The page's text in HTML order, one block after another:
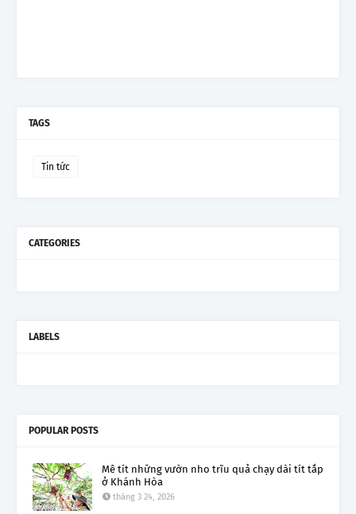
TAGS
Tin tức
CATEGORIES
LABELS
POPULAR POSTS
Mê tít những vườn nho trĩu quả chạy dài tít tắp
ở Khánh Hòa
tháng 3 24, 2026